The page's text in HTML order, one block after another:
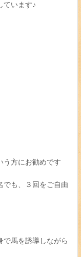
ています♪
方にお勧めです
も、３回をご自由
馬を誘導しながら